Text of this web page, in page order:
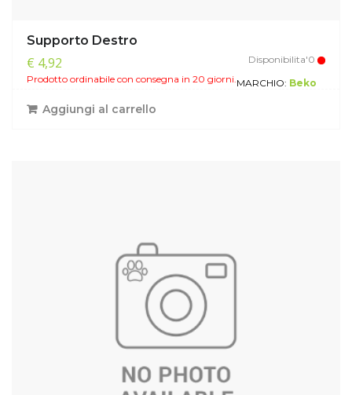
Supporto Destro
€ 4,92
Disponibilita'0
Prodotto ordinabile con consegna in 20 giorni.MARCHIO: Beko
Aggiungi al carrello